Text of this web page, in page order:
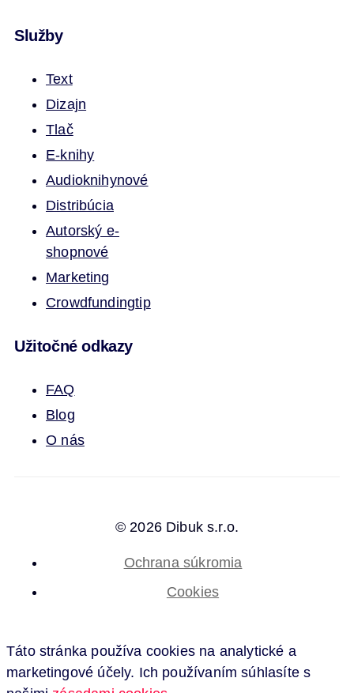
Služby
Text
Dizajn
Tlač
E-knihy
Audioknihynové
Distribúcia
Autorský e-
shopnové
Marketing
Crowdfundingtip
Užitočné odkazy
FAQ
Blog
O nás
© 2026 Dibuk s.r.o.
Ochrana súkromia
Cookies
Táto stránka používa cookies na analytické a
marketingové účely. Ich používaním súhlasíte s